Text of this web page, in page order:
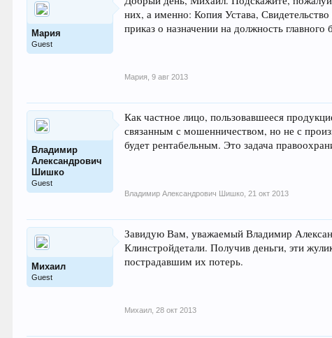
Мария
Guest
них, а именно: Копия Устава,
приказ о назначении на должность
Мария 9 авг 2013
Владимир
Александрович
Шишко
Guest
Как частное лицо, пользовавшееся
связанным с мошенничеством, но не с
будет рентабельным. Это задача
Владимир Александрович Шишко 21 окт 2013
Михаил
Guest
Завидую Вам, уважаемый Владимир
Клинстройдетали. Получив деньги, эти
пострадавшим их потерь.
Михаил 28 окт 2013